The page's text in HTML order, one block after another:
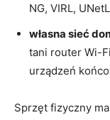
NG, VIRL,
własna sieć
tani router Wi-
urządzeń
Sprzęt fizyczny